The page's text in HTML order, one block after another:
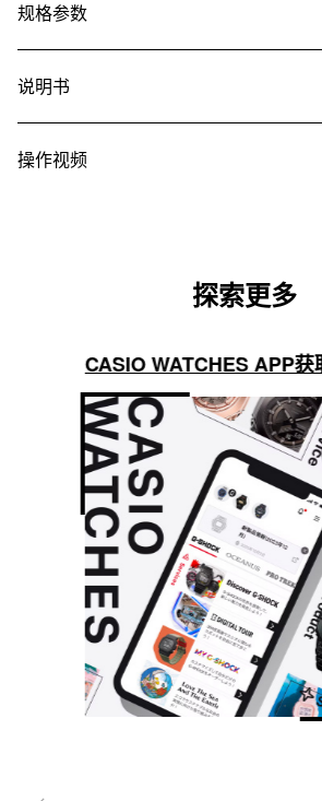
规格参数
说明书
操作视频
探索更多
CASIO WATCHES APP获